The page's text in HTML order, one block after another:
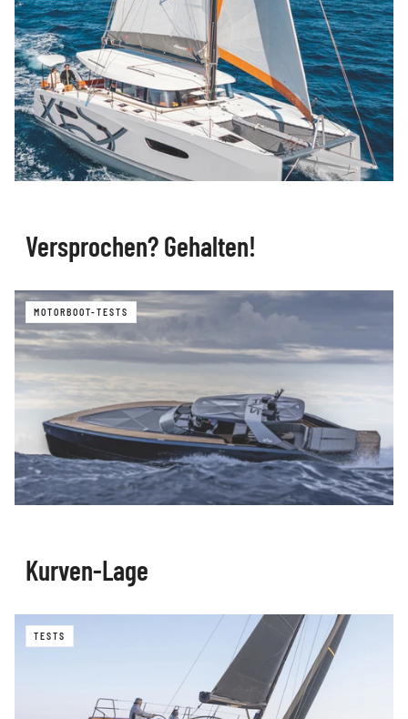
Versprochen? Gehalten!
MOTORBOOT-TESTS
Kurven-Lage
TESTS